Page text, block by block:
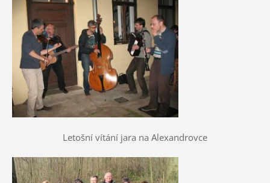
Letošní vítání jara na Alexandrovce